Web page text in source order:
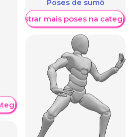
Poses de sumô
Mostrar mais poses na